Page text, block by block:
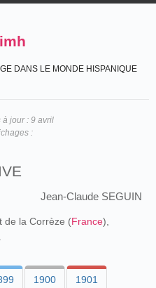
DANS LE MONDE HISPANIQUE
à jour : 9 avril
:
Jean-Claude SEGUIN
de la Corrèze (France),
1900 1901